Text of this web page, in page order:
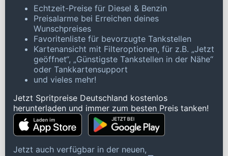
Echtzeit-Preise für Diesel & Benzin
Preisalarme bei Erreichen deines
Wunschpreises
Favoritenliste für bevorzugte Tankstellen
Kartenansicht mit Filteroptionen, für z.B. „Jetzt
geöffnet“, „Günstigste Tankstellen in der Nähe“
oder Tankkartensupport
und vieles mehr!
Jetzt Spritpreise Deutschland kostenlos
herunterladen und immer zum besten Preis tanken!
Jetzt auch verfügbar in der neuen,